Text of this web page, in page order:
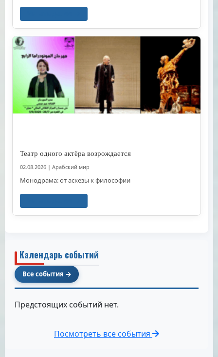
Театр одного актёра возрождается
02.08.2026 | Арабский мир
Монодрама: от аскезы к философии
Календарь событий
Все события
Предстоящих событий нет.
Посмотреть все события